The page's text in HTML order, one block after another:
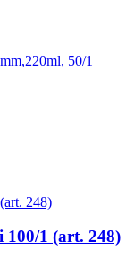
100/1 (art. 248)